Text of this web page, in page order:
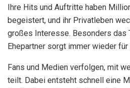
Ihre Hits und Auftritte haben
begeistert, und ihr Privatleben
großes Interesse. Besonders das
Ehepartner sorgt immer wieder für
Fans und Medien verfolgen, mit
teilt. Dabei entsteht schnell eine